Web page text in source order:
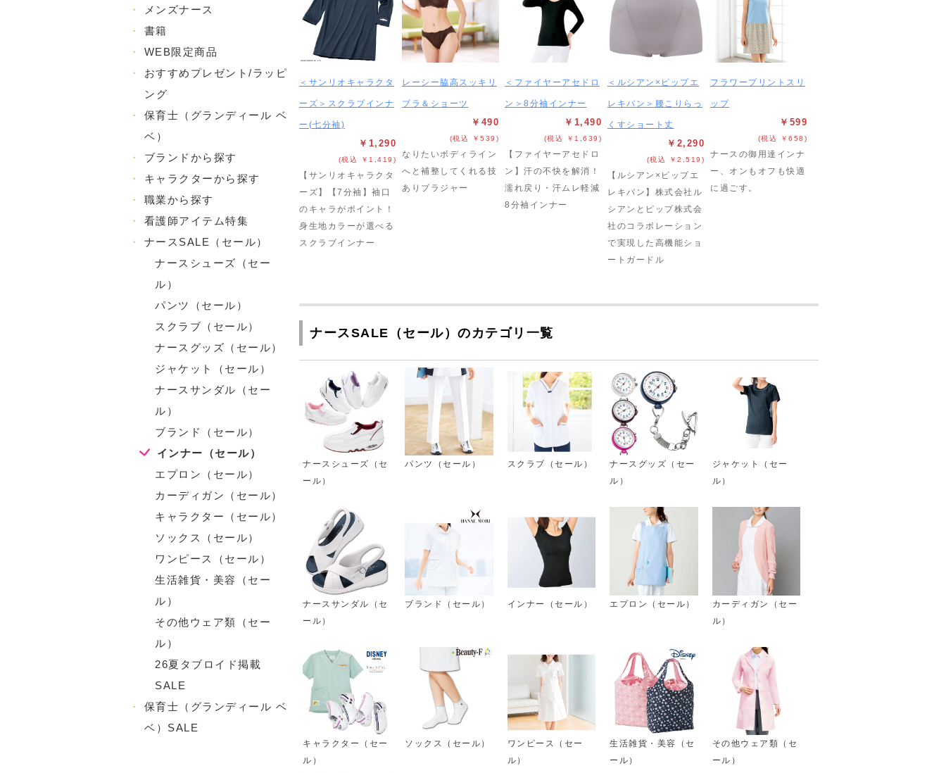
・
メンズナース
・
書籍
・
WEB限定商品
・
おすすめプレゼント/ラッピ
ング
・
保育士（グランディール ベ
ベ）
・
ブランドから探す
・
キャラクターから探す
・
職業から探す
・
看護師アイテム特集
・
ナースSALE（セール）
ナースシューズ（セー
ル）
パンツ（セール）
スクラブ（セール）
ナースグッズ（セール）
ジャケット（セール）
ナースサンダル（セー
ル）
ブランド（セール）
インナー（セール）
エプロン（セール）
カーディガン（セール）
キャラクター（セール）
ソックス（セール）
ワンピース（セール）
生活雑貨・美容（セー
ル）
その他ウェア類（セー
ル）
26夏タブロイド掲載
SALE
・
保育士（グランディール ベ
ベ）SALE
＜サンリオキャラクタ
ーズ＞スクラブインナ
ー(七分袖)
￥1,290
(税込 ￥1,419)
【サンリオキャラクタ
ーズ】【7分袖】袖口
のキャラがポイント！
身生地カラーが選べる
スクラブインナー
レーシー脇高スッキリ
ブラ＆ショーツ
￥490
(税込 ￥539)
なりたいボディライン
へと補整してくれる技
ありブラジャー
＜ファイヤーアセドロ
ン＞8分袖インナー
￥1,490
(税込 ￥1,639)
【ファイヤーアセドロ
ン】汗の不快を解消！
濡れ戻り・汗ムレ軽減
8分袖インナー
＜ルシアン×ピップエ
レキバン＞腰こりらっ
くすショート丈
￥2,290
(税込 ￥2,519)
【ルシアン×ピップエ
レキバン】株式会社ル
シアンとピップ株式会
社のコラボレーション
で実現した高機能ショ
ートガードル
フラワープリントスリ
ップ
￥599
(税込 ￥658)
ナースの御用達インナ
ー、オンもオフも快適
に過ごす。
ナースSALE（セール）のカテゴリ一覧
ナースシューズ（セ
ール）
パンツ（セール） スクラブ（セール）
ナースグッズ（セー
ル）
ジャケット（セー
ル）
ナースサンダル（セ
ール）
ブランド（セール） インナー（セール） エプロン（セール）
カーディガン（セー
ル）
キャラクター（セー
ル）
ソックス（セール）
ワンピース（セー
ル）
生活雑貨・美容（セ
ール）
その他ウェア類（セ
ール）